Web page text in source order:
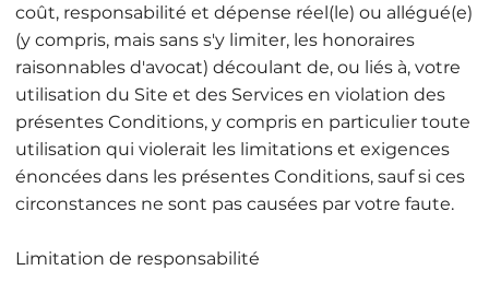
coût, responsabilité et dépense réel(le) ou allégué(e)
(y compris, mais sans s'y limiter, les honoraires
raisonnables d'avocat) découlant de, ou liés à, votre
utilisation du Site et des Services en violation des
présentes Conditions, y compris en particulier toute
utilisation qui violerait les limitations et exigences
énoncées dans les présentes Conditions, sauf si ces
circonstances ne sont pas causées par votre faute.
Limitation de responsabilité